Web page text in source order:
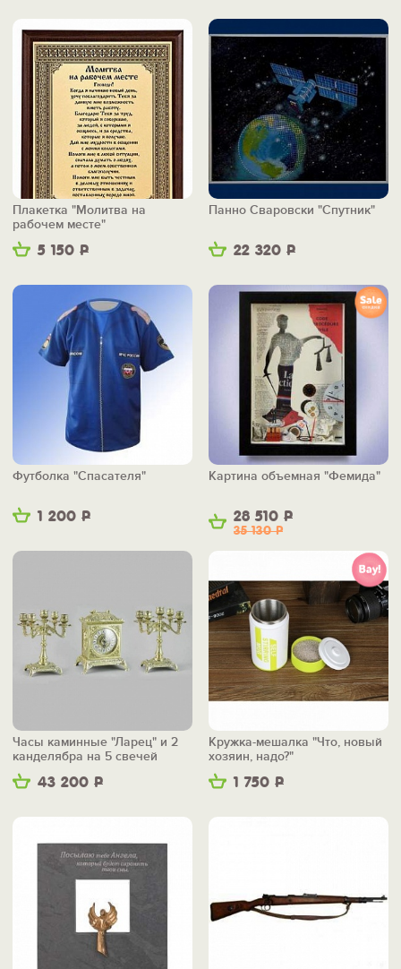
5 150 Р
Плакетка "Молитва на
рабочем месте"
22 320 Р
Панно Сваровски "Спутник"
1 200 Р
Футболка "Спасателя"
28 510 Р
35 130Р
Картина объемная "Фемида"
43 200 Р
Часы каминные "Ларец" и 2
канделябра на 5 свечей
1 750 Р
Кружка-мешалка "Что, новый
хозяин, надо?"